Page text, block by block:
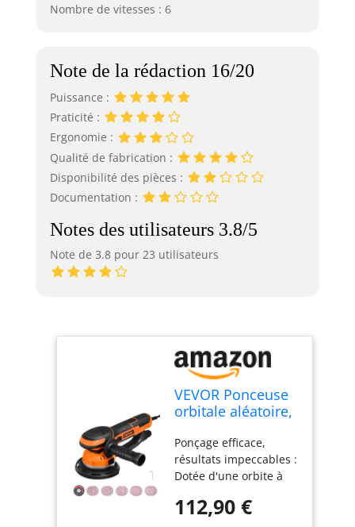
Nombre de vitesses : 6
Note de la rédaction 16/20
Puissance :
Praticité :
Ergonomie :
Qualité de fabrication :
Disponibilité des pièces :
Documentation :
Notes des utilisateurs 3.8/5
Note de 3.8 pour 23 utilisateurs
VEVOR Ponceuse
orbitale aléatoire,
ponceuse
excentrique
électrique à
et GA, 850 W, 6
Ponçage efficace,
résultats impeccables :
Dotée d'une orbite à
moteur puissant de
112,90 €